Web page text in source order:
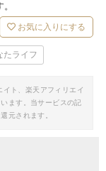
お気に入りにする
たライフ
ト、楽天アフィリエイ
ます。当サービスの記
元されます。